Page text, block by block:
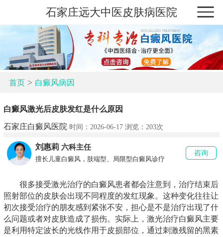
石家庄远大中医皮肤病医院
首页> 白癜风病因
白癜风激光后皮肤发红是什么原因
石家庄白癜风医院 时间：2026-06-17 浏览： 203次
刘惠莉 六科主任
擅长儿童白癜风，肢端型、局限型白癜风诊疗
咨询
很多接受激光治疗的白癜风患者都会注意到，治疗结束后
照射部位的皮肤会出现不同程度的发红现象。这种变化往往让
初次接受治疗的朋友感到紧张不安，担心是不是治疗出现了什
么问题或者对皮肤造成了损伤。实际上，激光治疗白癜风主要
是利用特定波长的光线作用于皮损部位，通过刺激残留的黑素